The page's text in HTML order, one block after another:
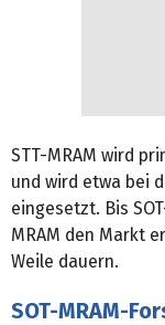
STT-MRAM wird
und wird etwa bei
eingesetzt. Bis
MRAM den Markt
Weile dauern.
SOT-MRAM-